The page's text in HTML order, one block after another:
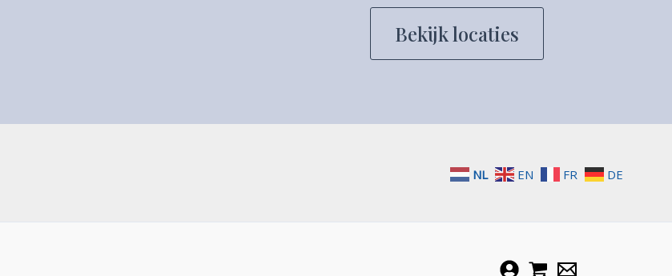
Bekijk locaties
NL EN FR DE